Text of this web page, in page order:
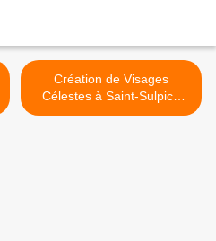
Création de Visages
Célestes à Saint-Sulpice
dimanche 18 mai >